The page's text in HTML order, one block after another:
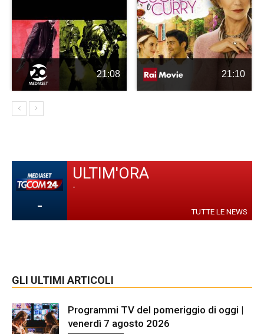
21:08 21:10
-
ULTIM'ORA
-
TUTTE LE NEWS
GLI ULTIMI ARTICOLI
Programmi TV del pomeriggio di oggi |
venerdì 7 agosto 2026